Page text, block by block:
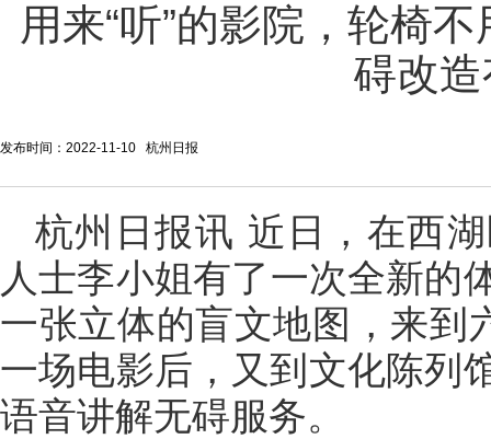
用来“听”的影院，轮椅
碍改
发布时间：2022-11-10 杭州日报
杭州日报讯 近日，在西
人士李小姐有了一次全新
一张立体的盲文地图，来到
一场电影后，又到文化陈列
语音讲解无碍服务。